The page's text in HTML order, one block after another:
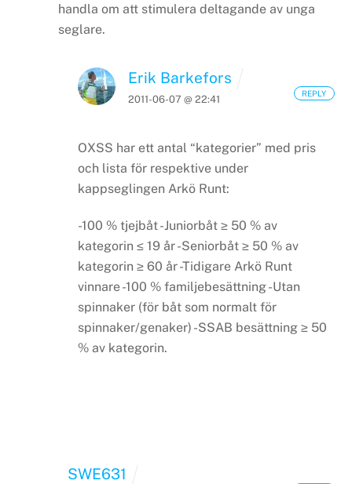
handla om att stimulera deltagande av unga
seglare.
Erik Barkefors
2011-06-07 @ 22:41
OXSS har ett antal “kategorier” med pris
och lista för respektive under
kappseglingen Arkö Runt:
-100 % tjejbåt-Juniorbåt ≥ 50 % av
kategorin ≤ 19 år-Seniorbåt ≥ 50 % av
kategorin ≥ 60 år-Tidigare Arkö Runt
vinnare-100 % familjebesättning-Utan
spinnaker (för båt som normalt för
spinnaker/genaker) -SSAB besättning ≥ 50
% av kategorin.
REPLY
SWE631